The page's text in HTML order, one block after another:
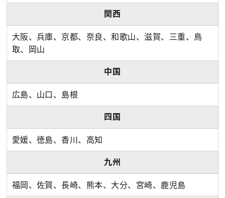
関西
大阪、兵庫、京都、奈良、和歌山、滋賀、三重、鳥
取、岡山
中国
広島、山口、島根
四国
愛媛、徳島、香川、高知
九州
福岡、佐賀、長崎、熊本、大分、宮崎、鹿児島